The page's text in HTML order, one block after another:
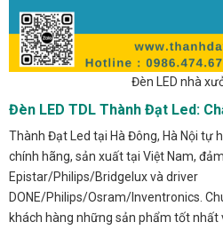
Đèn LED nhà
Đèn LED TDL Thành Đạt Led:
Thành Đạt Led tại Hà Đông, Hà Nội tự
chính hãng, sản xuất tại Việt Nam,
Epistar/Philips/Bridgelux và driver
DONE/Philips/Osram/Inventronics.
khách hàng những sản phẩm tốt nhất